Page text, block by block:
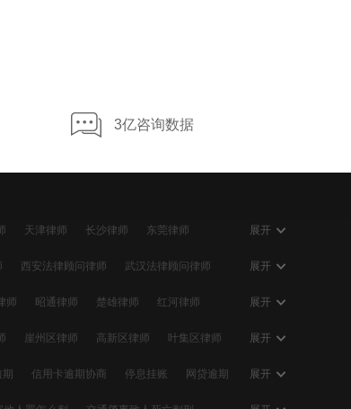
3亿咨询数据
天津律师 长沙律师
东莞律师
展开
西安法律顾问律师
武汉法律顾问律师
展开
师 昭通律师 楚雄律师
红河律师
展开
崖州区律师 高新区律师
叶集区律师
展开
信用卡逾期协商 停息挂账
网贷逾期
展开